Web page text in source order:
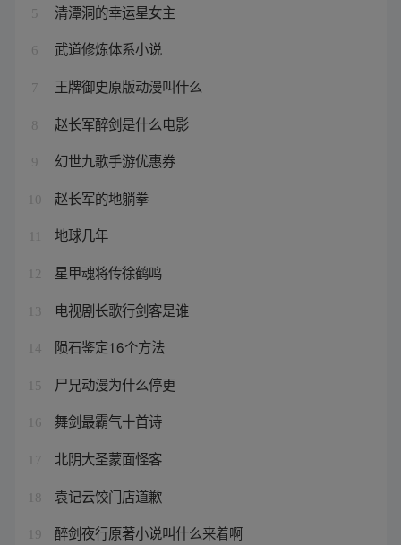
5 清潭洞的幸运星女主
6 武道修炼体系小说
7 王牌御史原版动漫叫什么
8 赵长军醉剑是什么电影
9 幻世九歌手游优惠券
10 赵长军的地躺拳
地球几年
12 星甲魂将传徐鹤鸣
13 电视剧长歌行剑客是谁
14 陨石鉴定16个方法
15 尸兄动漫为什么停更
16 舞剑最霸气十首诗
17 北阴大圣蒙面怪客
18 袁记云饺门店道歉
19 醉剑夜行原著小说叫什么来着啊